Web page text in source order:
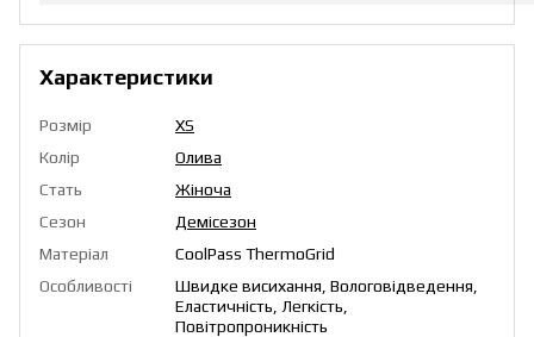
Характеристики
Розмір
XS
Колір
Олива
Стать
Жіноча
Сезон
Демісезон
Матеріал
CoolPass ThermoGrid
Особливості
Швидке висихання, Вологовідведення,
Еластичність, Легкість,
Повітропроникність